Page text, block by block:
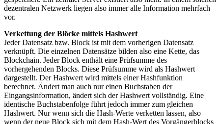
dezentralen Netzwerk liegen also immer alle Information mehrfach
vor.
Verkettung der Blöcke mittels Hashwert
Jeder Datensatz bzw. Block ist mit dem vorherigen Datensatz
verknüpft. Die einzelnen Datensätze bilden also eine Kette, das
Blockchain. Jeder Block enthält eine Prüfsumme des
vorhergehenden Blocks. Diese Prüfsumme wird als Hashwert
dargestellt. Der Hashwert wird mittels einer Hashfunktion
berechnet. Ändert man auch nur einen Buchstaben der
Eingangsinformation, ändert sich der Hashwert vollständig. Eine
identische Buchstabenfolge führt jedoch immer zum gleichen
Hashwert. Nur wenn sich die Hash-Werte verketten lassen, also
wenn der neue Block sich mit dem Hash-Wert des Vorgängerblocks